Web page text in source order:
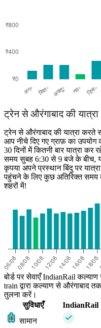
ट्रेन से औरंगाबाद की
ट्रेन से औरंगाबाद की यात्रा करते
आप नीचे दिए गए ग्राफ़ का
30 दिनों में कितनी बार यात्रा
समय सुबह 6:30 से 9 बजे के बीच,
कृपया अपने प्रस्थान बिंदु पर
पहुंचने के लिए कुछ अतिरिक्त
शहरों में!
बोर्ड पर सेवाएँ IndianRail
train द्वारा कल्याण से औरंगाबाद
तुलना करें।
सुविधाएँ
IndianRail
सामान